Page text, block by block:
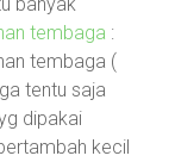
tembaga :
tembaga (
tentu saja
dipakai
kecil